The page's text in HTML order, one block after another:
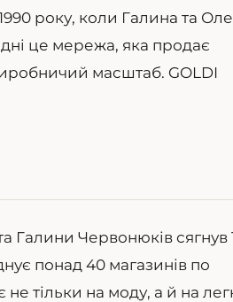
року, коли Галина та
це мережа, яка продає
масштаб. GOLDI
Галини Червонюків сягнув
понад 40 магазинів по
тільки на моду, а й на